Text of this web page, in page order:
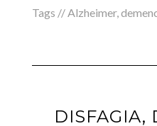
Tags //Alzheimer,
DISFAGIA,